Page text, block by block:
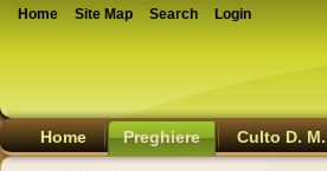
Home Preghiere Culto D. M.
Home Site Map Search Login